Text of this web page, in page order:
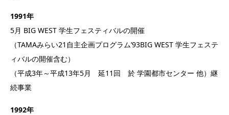
1991年
5月 BIG WEST 学生フェスティバルの開催
（TAMAみらい21自主企画プログラム’93BIG WEST 学生フェステ
ィバルの開催含む）
（平成3年～平成13年5月 延11回 於 学園都市センター 他）継
続事業
1992年